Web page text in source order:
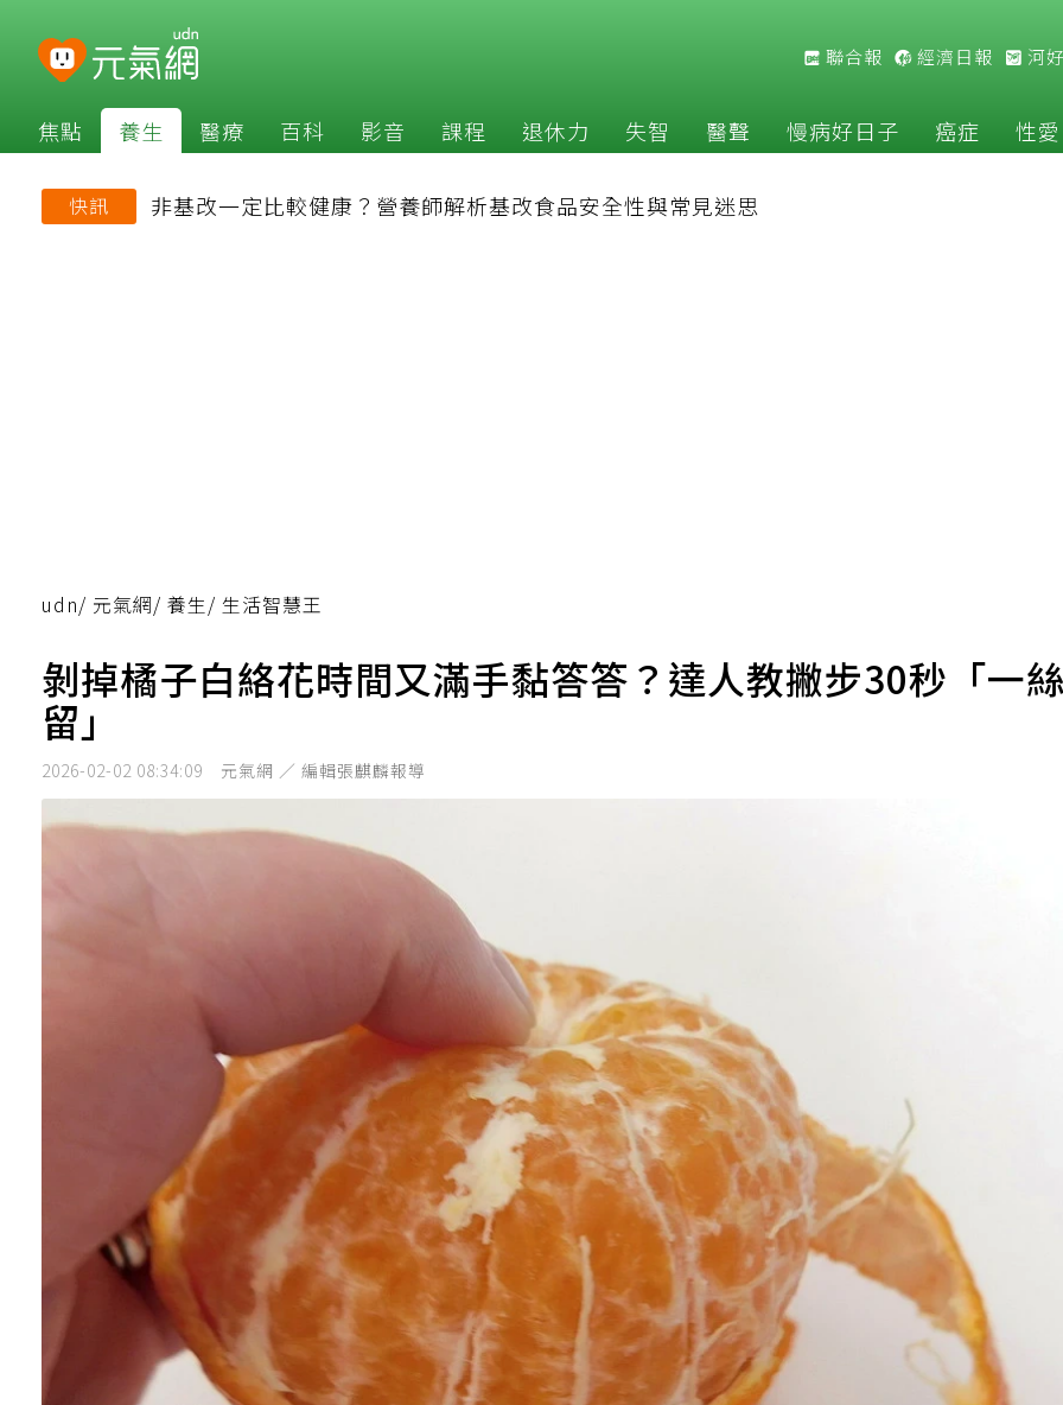
聯合報 經濟日報 河
焦點 養生 醫療 百科 影音 課程 退休力 失智 醫聲 慢病好日子 癌症 性愛
快訊 非基改一定比較健康？營養師解析基改食品安全性與常見迷思
udn/ 元氣網/ 養生/ 生活智慧王
剝掉橘子白絡花時間又滿手黏答答？達人教撇步30秒「一
留」
2026-02-02 08:34:09 元氣網 ／ 編輯張麒麟報導